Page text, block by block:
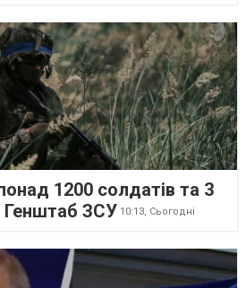
1200 солдатів та 3
ЗСУ 10:13, Сьогодні